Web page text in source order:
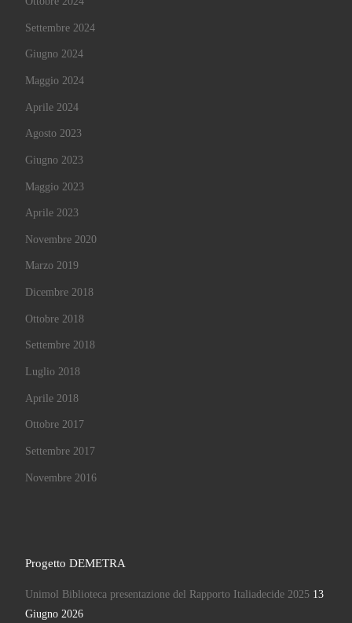
Settembre 2024
Giugno 2024
Maggio 2024
Aprile 2024
Agosto 2023
Giugno 2023
Maggio 2023
Aprile 2023
Novembre 2020
Marzo 2019
Dicembre 2018
Ottobre 2018
Settembre 2018
Luglio 2018
Aprile 2018
Ottobre 2017
Settembre 2017
Novembre 2016
Progetto DEMETRA
Unimol Biblioteca presentazione del Rapporto Italiadecide 2025 13
Giugno 2026